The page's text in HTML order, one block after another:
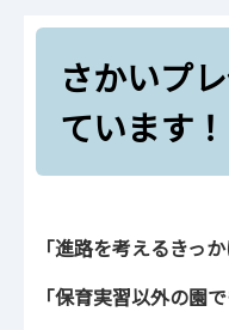
その他安心
保育士の就
さかいプレ
さかいプ
ています！
「進路を考えるきっ
「保育実習以外の園